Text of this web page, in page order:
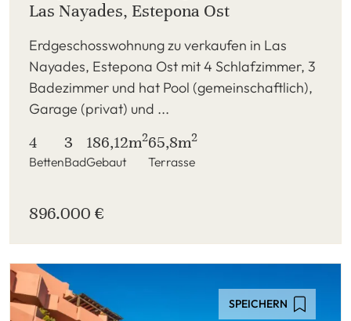
Las Nayades, Estepona Ost
Erdgeschosswohnung zu verkaufen in Las
Nayades, Estepona Ost mit 4 Schlafzimmer, 3
Badezimmer und hat Pool (gemeinschaftlich),
Garage (privat) und ...
4
Betten
3
Bad
186,12m2
Gebaut
65,8m2
Terrasse
896.000 €
SPEICHERN